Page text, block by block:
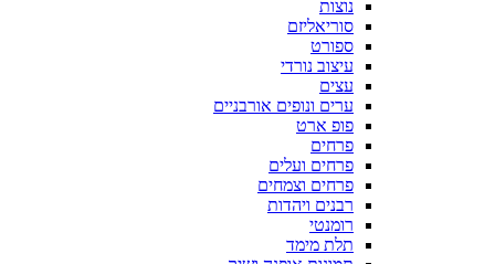
נוצות
סוריאליזם
ספורט
עיצוב נורדי
עצים
ערים ונופים אורבניים
פופ ארט
פרחים
פרחים ועלים
פרחים וצמחים
רבנים ויהדות
רומנטי
תלת מימד